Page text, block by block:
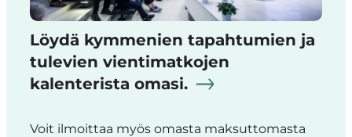
Löydä kymmenien tapahtumien ja
tulevien vientimatkojen
kalenterista omasi.
Voit ilmoittaa myös omasta maksuttomasta